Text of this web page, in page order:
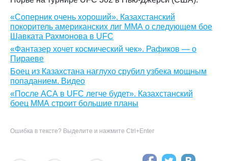
«Соперник очень хороший». Казахстанский
покоритель американских лиг ММА о следующем бое
Шавката Рахмонова в UFC
«Фантазер хочет космический чек». Рафиков — о
Пираеве
Боец из Казахстана наглухо срубил узбека мощным
попаданием. Видео
«После АСА в UFC легче будет». Казахстанский
боец ММА строит большие планы
Ошибка в тексте? Выделите и нажмите Ctrl+Enter